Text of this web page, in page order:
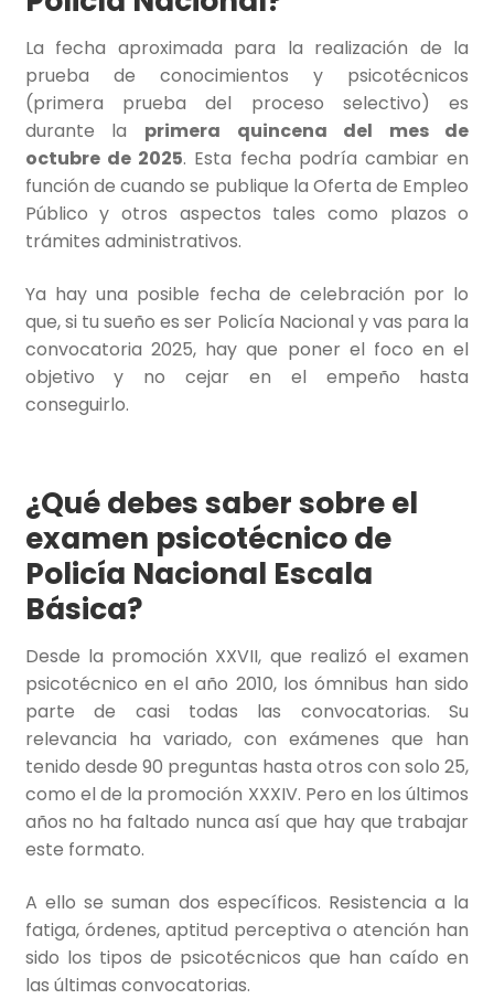
La fecha aproximada para la realización de la
prueba de conocimientos y psicotécnicos
(primera prueba del proceso selectivo) es
durante la primera quincena del mes de
octubre de 2025. Esta fecha podría cambiar en
función de cuando se publique la Oferta de Empleo
Público y otros aspectos tales como plazos o
trámites administrativos.
Ya hay una posible fecha de celebración por lo
que, si tu sueño es ser Policía Nacional y vas para la
convocatoria 2025, hay que poner el foco en el
objetivo y no cejar en el empeño hasta
conseguirlo.
¿Qué debes saber sobre el
examen psicotécnico de
Policía Nacional Escala
Básica?
Desde la promoción XXVII, que realizó el examen
psicotécnico en el año 2010, los ómnibus han sido
parte de casi todas las convocatorias. Su
relevancia ha variado, con exámenes que han
tenido desde 90 preguntas hasta otros con solo 25,
como el de la promoción XXXIV. Pero en los últimos
años no ha faltado nunca así que hay que trabajar
este formato.
A ello se suman dos específicos. Resistencia a la
fatiga, órdenes, aptitud perceptiva o atención han
sido los tipos de psicotécnicos que han caído en
las últimas convocatorias.